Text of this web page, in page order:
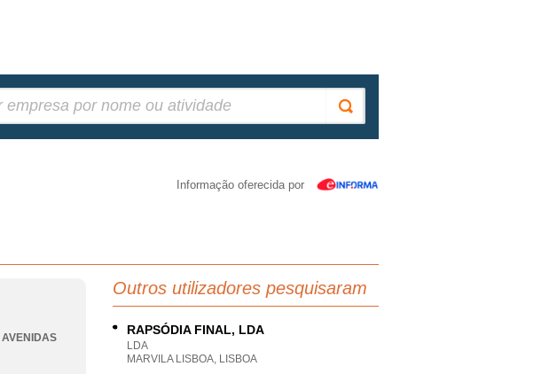
Informação oferecida por
AVENIDAS
Outros utilizadores pesquisaram
RAPSÓDIA FINAL, LDA
LDA
MARVILA LISBOA, LISBOA